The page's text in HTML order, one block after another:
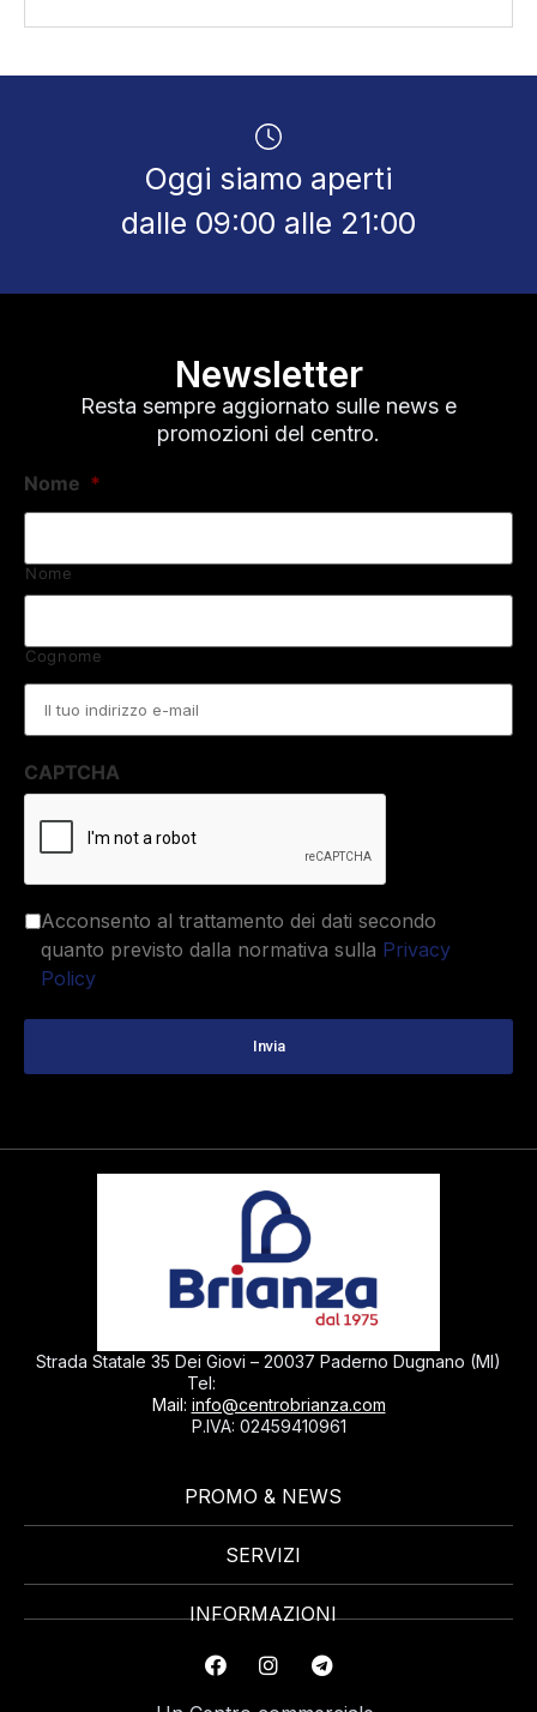
Oggi siamo aperti
dalle 09:00 alle 21:00
Newsletter
Resta sempre aggiornato sulle news e
promozioni del centro.
Nome *
Nome
Cognome
Email
CAPTCHA
Acconsento al trattamento dei dati secondo
quanto previsto dalla normativa sulla Privacy
Policy
Strada Statale 35 Dei Giovi – 20037 Paderno Dugnano (MI)
Tel:
Mail: info@centrobrianza.com
P.IVA: 02459410961
PROMO & NEWS
SERVIZI
INFORMAZIONI